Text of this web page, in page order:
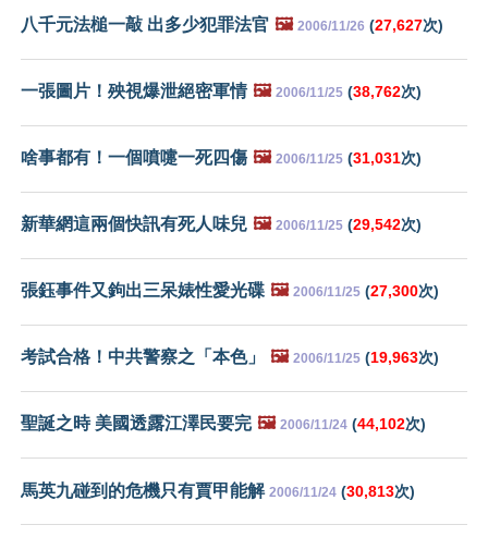
八千元法槌一敲 出多少犯罪法官 🖼️ 2006/11/26 (27,627次)
一張圖片！殃視爆泄絕密軍情 🖼️ 2006/11/25 (38,762次)
啥事都有！一個噴嚏一死四傷 🖼️ 2006/11/25 (31,031次)
新華網這兩個快訊有死人味兒 🖼️ 2006/11/25 (29,542次)
張鈺事件又鉤出三呆婊性愛光碟 🖼️ 2006/11/25 (27,300次)
考試合格！中共警察之「本色」 🖼️ 2006/11/25 (19,963次)
聖誕之時 美國透露江澤民要完 🖼️ 2006/11/24 (44,102次)
馬英九碰到的危機只有賈甲能解 2006/11/24 (30,813次)